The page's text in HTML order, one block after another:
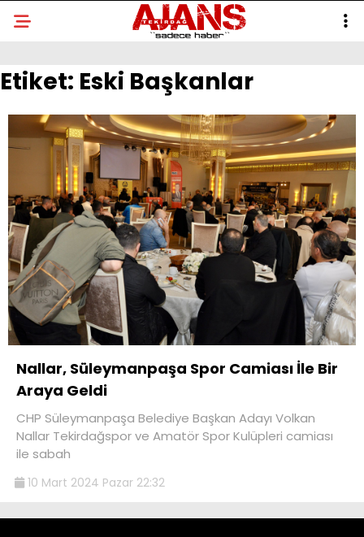
Etiket: Eski Başkanlar
Nallar, Süleymanpaşa Spor Camiası İle Bir
Araya Geldi
CHP Süleymanpaşa Belediye Başkan Adayı Volkan
Nallar Tekirdağspor ve Amatör Spor Kulüpleri camiası
ile sabah
10 Mart 2024 Pazar 22:32